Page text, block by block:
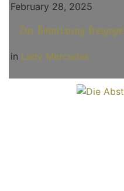
February 28, 2025
Zur Benutzung
in Lady Mercedes